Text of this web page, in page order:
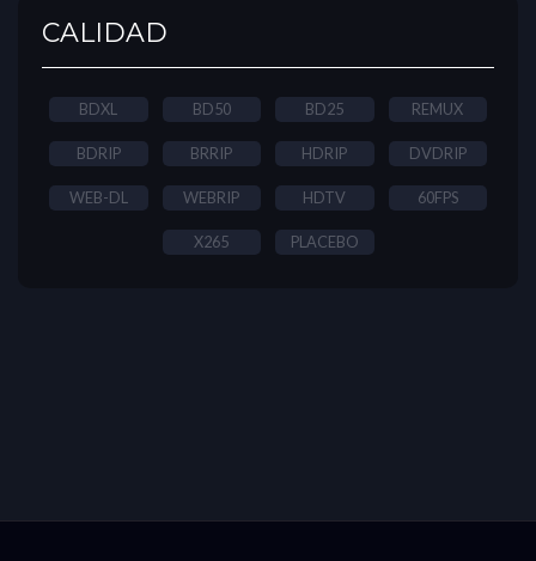
CALIDAD
BDXL BD50 BD25 REMUX
BDRIP BRRIP HDRIP DVDRIP
WEB-DL WEBRIP HDTV 60FPS
X265 PLACEBO